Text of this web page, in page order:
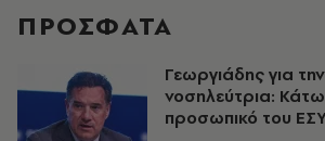
ΠΡΟΣΦΑΤΑ
Γεωργιάδης για
νοσηλεύτρια:
προσωπικό του ΕΣΥ